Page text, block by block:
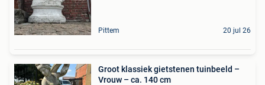
Pittem 20 jul 26
Groot klassiek gietstenen tuinbeeld –
Vrouw – ca. 140 cm